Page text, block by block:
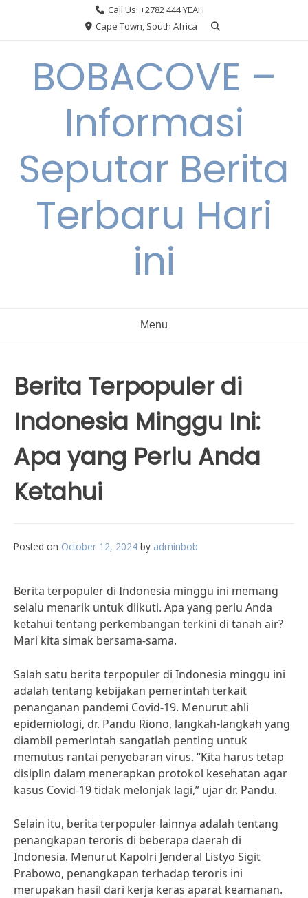
Call Us: +2782 444 YEAH
Cape Town, South Africa
BOBACOVE –
Informasi
Seputar Berita
Terbaru Hari
ini
Menu
Berita Terpopuler di
Indonesia Minggu Ini:
Apa yang Perlu Anda
Ketahui
Posted on October 12, 2024 by adminbob
Berita terpopuler di Indonesia minggu ini memang
selalu menarik untuk diikuti. Apa yang perlu Anda
ketahui tentang perkembangan terkini di tanah air?
Mari kita simak bersama-sama.
Salah satu berita terpopuler di Indonesia minggu ini
adalah tentang kebijakan pemerintah terkait
penanganan pandemi Covid-19. Menurut ahli
epidemiologi, dr. Pandu Riono, langkah-langkah yang
diambil pemerintah sangatlah penting untuk
memutus rantai penyebaran virus. “Kita harus tetap
disiplin dalam menerapkan protokol kesehatan agar
kasus Covid-19 tidak melonjak lagi,” ujar dr. Pandu.
Selain itu, berita terpopuler lainnya adalah tentang
penangkapan teroris di beberapa daerah di
Indonesia. Menurut Kapolri Jenderal Listyo Sigit
Prabowo, penangkapan terhadap teroris ini
merupakan hasil dari kerja keras aparat keamanan.